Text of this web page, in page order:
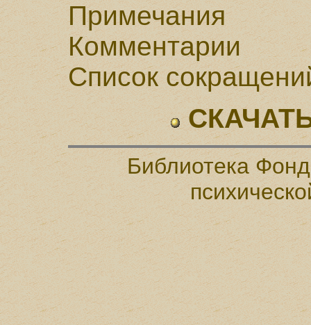
Примечания
Комментарии
Список
Библиотека